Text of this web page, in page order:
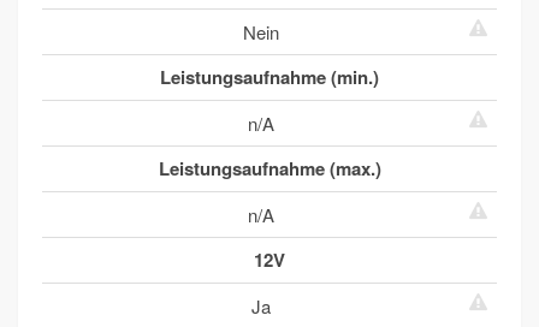
Nein
Leistungsaufnahme‎ (min.)
n/A
Leistungsaufnahme‎ (max.)
n/A
12V
Ja